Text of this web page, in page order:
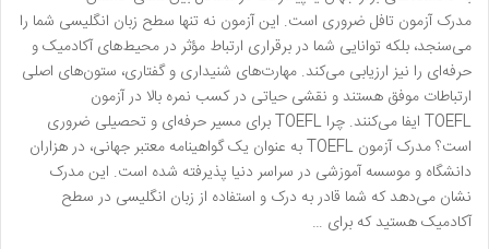
مدرک آزمون تافل ضروری است. این آزمون نه تنها سطح زبان انگلیسی شما را
می‌سنجد، بلکه توانایی شما در برقراری ارتباط مؤثر در محیط‌های آکادمیک و
حرفه‌ای را نیز ارزیابی می‌کند. مهارت‌های شنیداری و گفتاری، ستون‌های اصلی
ارتباطات موفق هستند و نقشی حیاتی در کسب نمره بالا در آزمون
TOEFL ایفا می‌کنند. چرا TOEFL برای مسیر حرفه‌ای و تحصیلی ضروری
است؟ مدرک آزمون TOEFL به عنوان یک گواهینامه معتبر جهانی، در هزاران
دانشگاه و موسسه آموزشی در سراسر دنیا پذیرفته شده است. این مدرک
نشان می‌دهد که شما قادر به درک و استفاده از زبان انگلیسی در سطح
آکادمیک هستید که برای …